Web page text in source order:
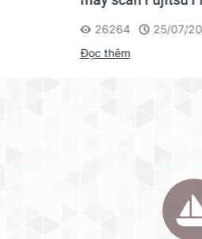
Tùy chọn phụ
26264
25/07/
Đọc thêm